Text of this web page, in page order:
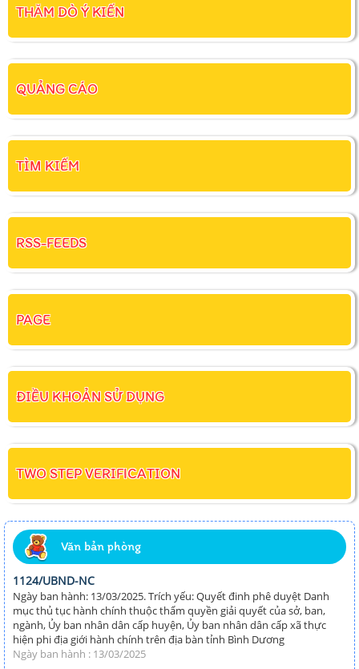
THĂM DÒ Ý KIẾN
QUẢNG CÁO
TÌM KIẾM
RSS-FEEDS
PAGE
ĐIỀU KHOẢN SỬ DỤNG
TWO STEP VERIFICATION
Văn bản phòng
1124/UBND-NC
Ngày ban hành: 13/03/2025. Trích yếu: Quyết đinh phê duyệt Danh
mục thủ tục hành chính thuộc thẩm quyền giải quyết của sở, ban,
ngành, Ủy ban nhân dân cấp huyện, Ủy ban nhân dân cấp xã thực
hiện phi địa giới hành chính trên địa bàn tỉnh Bình Dương
Ngày ban hành : 13/03/2025